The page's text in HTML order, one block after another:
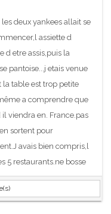
deux yankees allait se
assiette d
d etre assis,puis la
pantoise...j etais venue
la table est trop petite
a comprendre que
viendra en. France.pas
sortent pour
avais bien compris,l
5 restaurants.ne bosse